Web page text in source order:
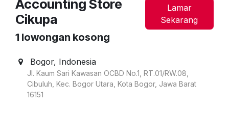
Accounting Store
Cikupa
Lamar
Sekarang
1 lowongan kosong
Bogor, Indonesia
Jl. Kaum Sari Kawasan OCBD No.1, RT.01/RW.08,
Cibuluh, Kec. Bogor Utara, Kota Bogor, Jawa Barat
16151